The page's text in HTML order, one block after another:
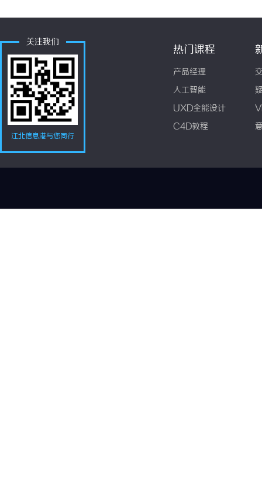
关注我们
江北信息港与您同行
热门课程
产品经理
人工智能
UXD全能设计
C4D教程